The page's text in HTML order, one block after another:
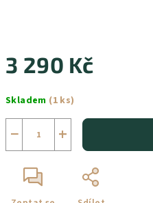
3 290 Kč
cena:
Skladem (1 ks)
+
−